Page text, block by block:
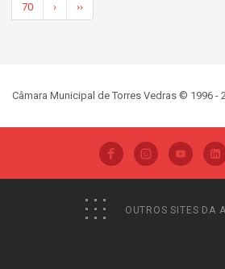
70 › ››
Câmara Municipal de Torres Vedras © 1996 -
OUTROS SITES DA